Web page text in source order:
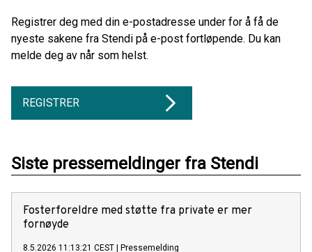
Registrer deg med din e-postadresse under for å få de
nyeste sakene fra Stendi på e-post fortløpende. Du kan
melde deg av når som helst.
REGISTRER
Siste pressemeldinger fra Stendi
Fosterforeldre med støtte fra private er mer
fornøyde
8.5.2026 11:13:21 CEST Pressemelding